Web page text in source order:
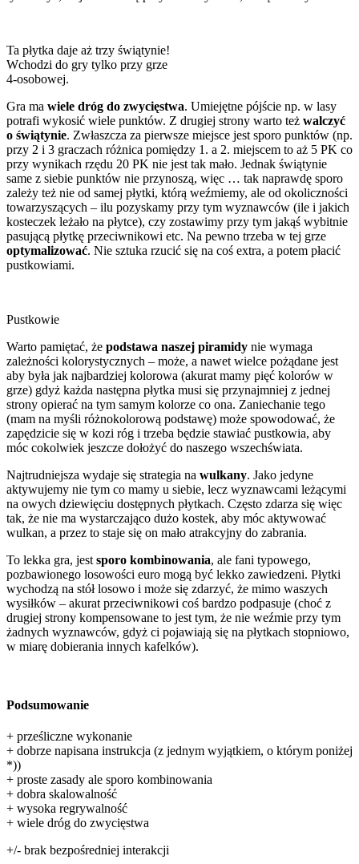
Ta płytka daje aż trzy świątynie!
Wchodzi do gry tylko przy grze
4-osobowej.
Gra ma wiele dróg do zwycięstwa. Umiejętne pójście np. w lasy
potrafi wykosić wiele punktów. Z drugiej strony warto też walczyć
o świątynie. Zwłaszcza za pierwsze miejsce jest sporo punktów (np.
przy 2 i 3 graczach różnica pomiędzy 1. a 2. miejscem to aż 5 PK co
przy wynikach rzędu 20 PK nie jest tak mało. Jednak świątynie
same z siebie punktów nie przynoszą, więc … tak naprawdę sporo
zależy też nie od samej płytki, którą weźmiemy, ale od okoliczności
towarzyszących – ilu pozyskamy przy tym wyznawców (ile i jakich
kosteczek leżało na płytce), czy zostawimy przy tym jakąś wybitnie
pasującą płytkę przeciwnikowi etc. Na pewno trzeba w tej grze
optymalizować. Nie sztuka rzucić się na coś extra, a potem płacić
pustkowiami.
Pustkowie
Warto pamiętać, że podstawa naszej piramidy nie wymaga
zależności kolorystycznych – może, a nawet wielce pożądane jest
aby była jak najbardziej kolorowa (akurat mamy pięć kolorów w
grze) gdyż każda następna płytka musi się przynajmniej z jednej
strony opierać na tym samym kolorze co ona. Zaniechanie tego
(mam na myśli różnokolorową podstawę) może spowodować, że
zapędzicie się w kozi róg i trzeba będzie stawiać pustkowia, aby
móc cokolwiek jeszcze dołożyć do naszego wszechświata.
Najtrudniejsza wydaje się strategia na wulkany. Jako jedyne
aktywujemy nie tym co mamy u siebie, lecz wyznawcami leżącymi
na owych dziewięciu dostępnych płytkach. Często zdarza się więc
tak, że nie ma wystarczająco dużo kostek, aby móc aktywować
wulkan, a przez to staje się on mało atrakcyjny do zabrania.
To lekka gra, jest sporo kombinowania, ale fani typowego,
pozbawionego losowości euro mogą być lekko zawiedzeni. Płytki
wychodzą na stół losowo i może się zdarzyć, że mimo waszych
wysiłków – akurat przeciwnikowi coś bardzo podpasuje (choć z
drugiej strony kompensowane to jest tym, że nie weźmie przy tym
żadnych wyznawców, gdyż ci pojawiają się na płytkach stopniowo,
w miarę dobierania innych kafelków).
Podsumowanie
+ prześliczne wykonanie
+ dobrze napisana instrukcja (z jednym wyjątkiem, o którym poniżej
*))
+ proste zasady ale sporo kombinowania
+ dobra skalowalność
+ wysoka regrywalność
+ wiele dróg do zwycięstwa
+/- brak bezpośredniej interakcji